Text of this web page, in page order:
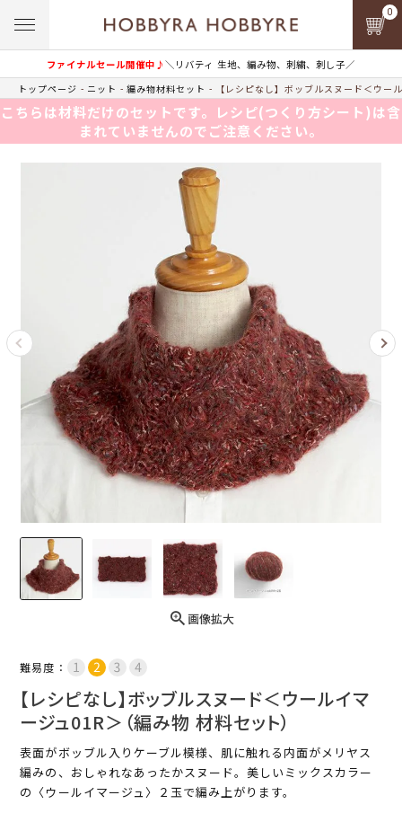
ファイナルセール開催中♪＼リバティ 生地、編み物、刺繍、刺し子／
0
トップページ ニット 編み物材料セット 【レシピなし】ボッブルスヌード＜ウー
こちらは材料だけのセットです。レシピ(つくり方シート)は含
まれていませんのでご注意ください。
画像拡大
難易度：
【レシピなし】ボッブルスヌード＜ウールイマ
ージュ01R＞（編み物 材料セット）
表面がボッブル入りケーブル模様、肌に触れる内面がメリヤス
編みの、おしゃれなあったかスヌード。美しいミックスカラー
の〈ウールイマージュ〉２玉で編み上がります。